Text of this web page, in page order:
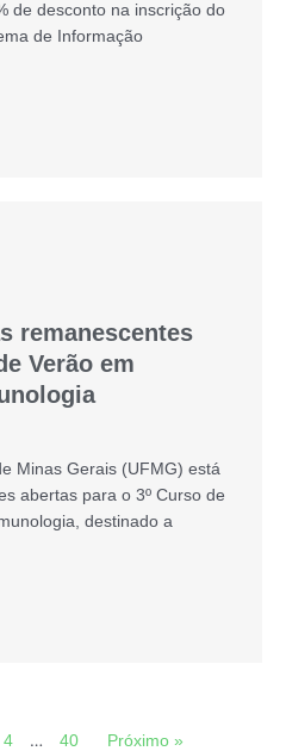
de desconto na inscrição do
de Informação
remanescentes
Verão em
Minas Gerais (UFMG) está
abertas para o 3º Curso de
destinado a
4 … 40 Próximo »